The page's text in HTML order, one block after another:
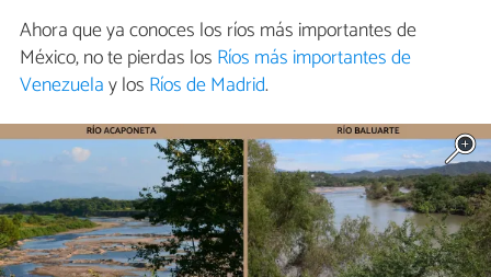
Ahora que ya conoces los ríos más importantes de
México, no te pierdas los Ríos más importantes de
Venezuelay los Ríos de Madrid.